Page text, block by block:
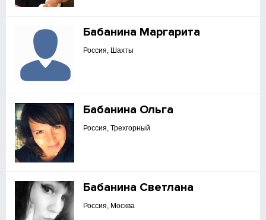
Бабанина Маргарита
Россия, Шахты
Бабанина Ольга
Россия, Трехгорный
Бабанина Светлана
Россия, Москва